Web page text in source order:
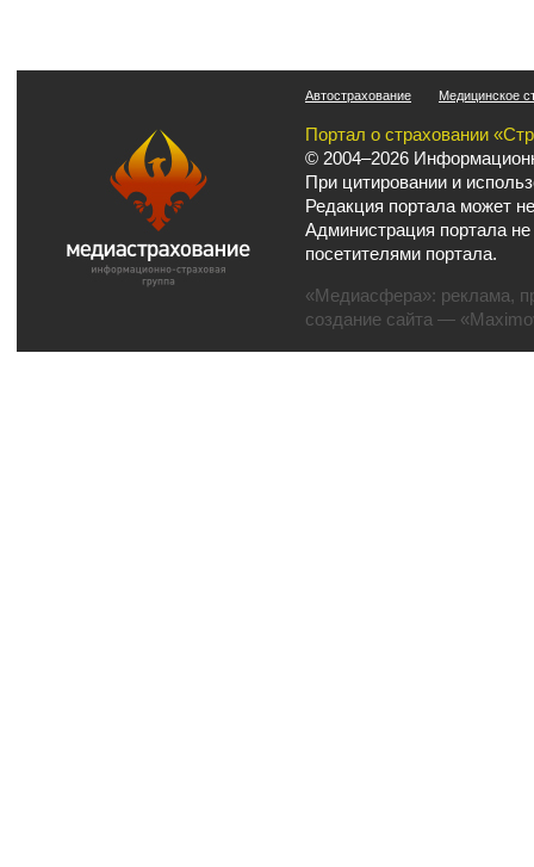
Автострахование Медицинское
Портал о страховании
© 2004–2026
При цитировании и
Редакция портала может
Администрация портала
посетителями портала.
«Медиасфера»: реклама,
создание сайта —